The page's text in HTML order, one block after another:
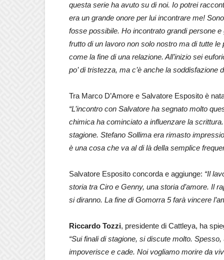
questa serie ha avuto su di noi. Io potrei
era un grande onore per lui incontrare me!
fosse possibile. Ho incontrato grandi persone
frutto di un lavoro non solo nostro ma di tutte
come la fine di una relazione. All’inizio sei
po’ di tristezza, ma c’è anche la soddisfazione
Tra Marco D’Amore e Salvatore Esposito è
“L’incontro con Salvatore ha segnato molto
chimica ha cominciato a influenzare la
stagione. Stefano Sollima era rimasto
è una cosa che va al di là della semplice
Salvatore Esposito concorda e aggiunge: “Il
storia tra Ciro e Genny, una storia d’amore. Il
si diranno. La fine di Gomorra 5 farà vincere
Riccardo Tozzi, presidente di Cattleya, ha
“Sui finali di stagione, si discute molto.
impoverisce e cade. Noi vogliamo morire da